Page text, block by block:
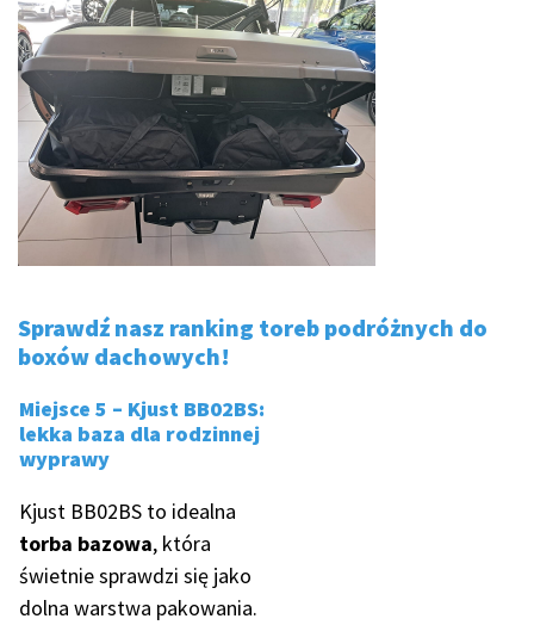
Sprawdź nasz ranking toreb podróżnych do
boxów dachowych!
Miejsce 5 – Kjust BB02BS:
lekka baza dla rodzinnej
wyprawy
Kjust BB02BS to idealna
torba bazowa, która
świetnie sprawdzi się jako
dolna warstwa pakowania.